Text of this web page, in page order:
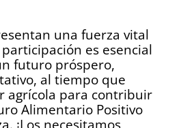
una fuerza vital
es esencial
futuro próspero,
al tiempo que
agrícola para contribuir
Alimentario Positivo
¡Los necesitamos